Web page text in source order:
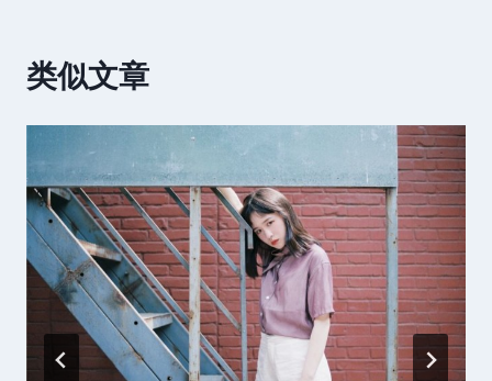
类似文章